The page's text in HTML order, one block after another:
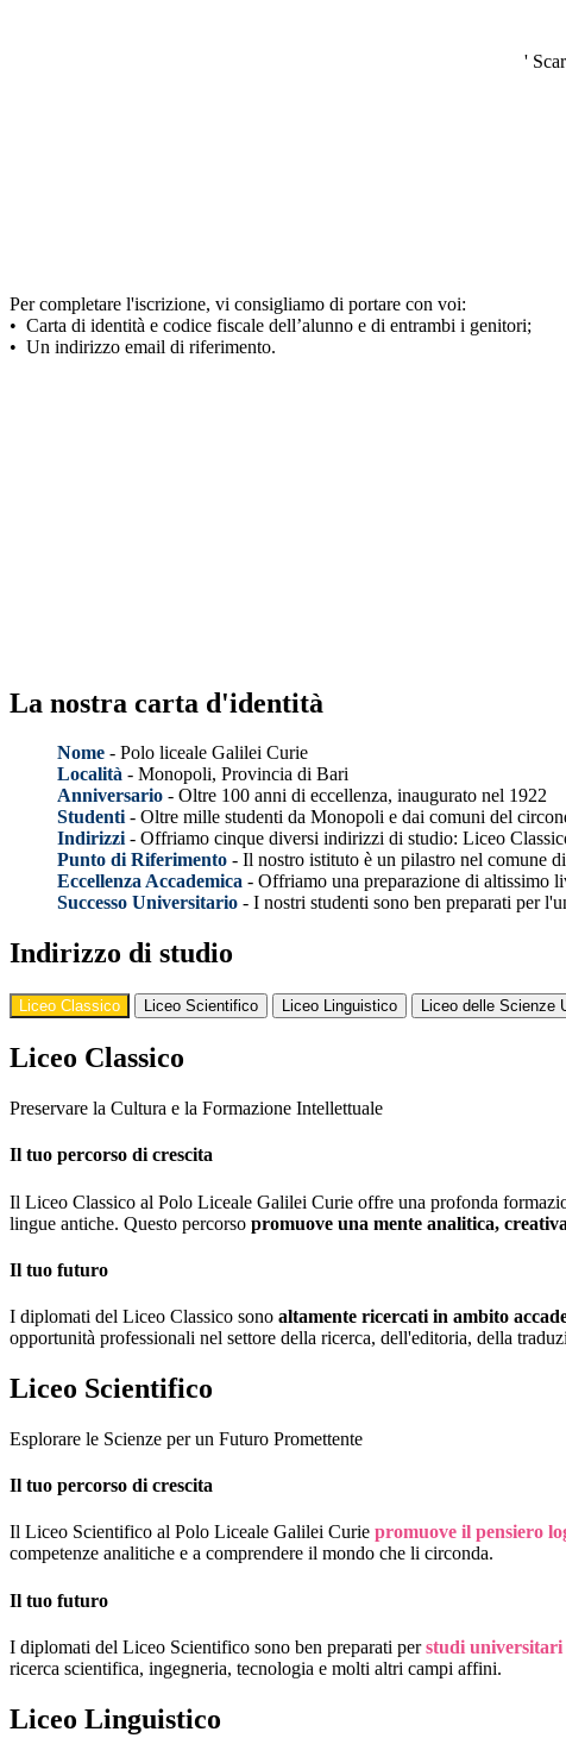
'
Per completare l'iscrizione, vi consigliamo di portare con voi:
•⁠ ⁠Carta di identità e codice fiscale dell’alunno e di entrambi i genitori;
•⁠ ⁠Un indirizzo email di riferimento.
La nostra carta d'identità
Nome - Polo liceale Galilei Curie
Località - Monopoli, Provincia di Bari
Anniversario - Oltre 100 anni di eccellenza, inaugurato nel 1922
Studenti- Oltre mille studenti da Monopoli e dai comuni del
Indirizzi- Offriamo cinque diversi indirizzi di studio: Liceo
Punto di Riferimento - Il nostro istituto è un pilastro nel comune
Eccellenza Accademica - Offriamo una preparazione di altissimo
Successo Universitario - I nostri studenti sono ben preparati per
Indirizzo di studio
Liceo Classico Liceo Scientifico Liceo Linguistico Liceo delle Scienze
Liceo Classico
Preservare la Cultura e la Formazione Intellettuale
Il tuo percorso di crescita
Il Liceo Classico al Polo Liceale Galilei Curie offre una profonda
lingue antiche. Questo percorso promuove una mente analitica,
Il tuo futuro
I diplomati del Liceo Classico sono altamente ricercati in ambito
opportunità professionali nel settore della ricerca, dell'editoria, della
Liceo Scientifico
Esplorare le Scienze per un Futuro Promettente
Il tuo percorso di crescita
Il Liceo Scientifico al Polo Liceale Galilei Curie promuove il pensiero
competenze analitiche e a comprendere il mondo che li circonda.
Il tuo futuro
I diplomati del Liceo Scientifico sono ben preparati perstudi universitari
ricerca scientifica, ingegneria, tecnologia e molti altri campi affini.
Liceo Linguistico